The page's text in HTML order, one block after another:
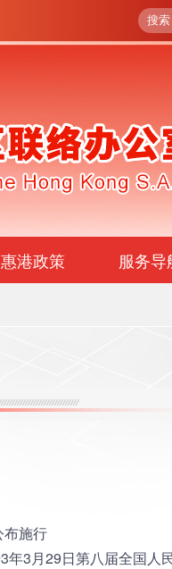
惠港政策 服务导
施行
3月29日第八届全国人